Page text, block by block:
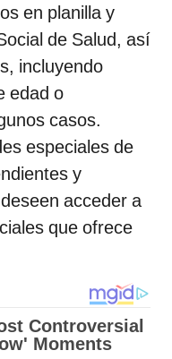
en planilla y
de Salud, así
incluyendo
edad o
casos.
especiales de
y
acceder a
que ofrece